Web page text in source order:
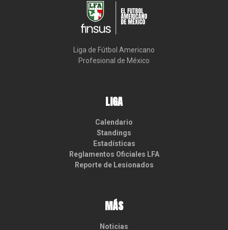
Liga de Fútbol Americano
Profesional de México
LIGA
Calendario
Standings
Estadísticas
Reglamentos Oficiales LFA
Reporte de Lesionados
MÁS
Noticias